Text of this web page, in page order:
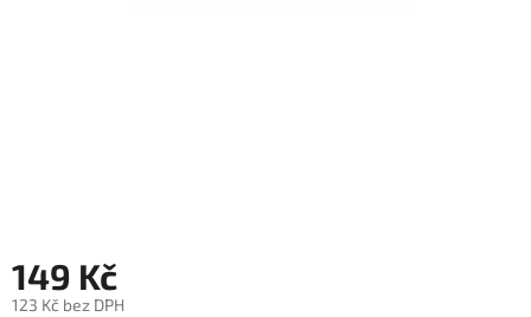
149 Kč
123 Kč bez DPH